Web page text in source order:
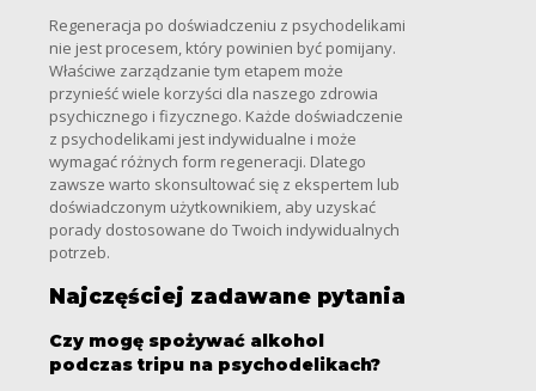
Regeneracja po doświadczeniu z psychodelikami
nie jest procesem, który powinien być pomijany.
Właściwe zarządzanie tym etapem może
przynieść wiele korzyści dla naszego zdrowia
psychicznego i fizycznego. Każde doświadczenie
z psychodelikami jest indywidualne i może
wymagać różnych form regeneracji. Dlatego
zawsze warto skonsultować się z ekspertem lub
doświadczonym użytkownikiem, aby uzyskać
porady dostosowane do Twoich indywidualnych
potrzeb.
Najczęściej zadawane pytania
Czy mogę spożywać alkohol
podczas tripu na psychodelikach?